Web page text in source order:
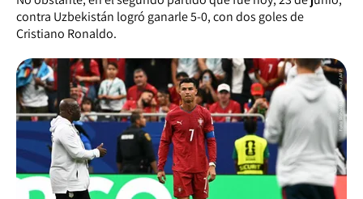
contra Uzbekistán logró ganarle 5-0, con dos goles de
Cristiano Ronaldo.